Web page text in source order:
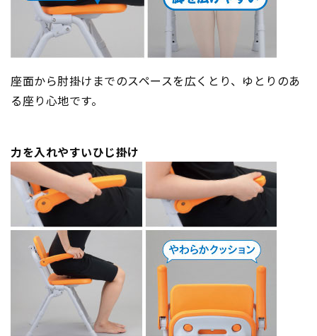
座面から肘掛けまでのスペースを広くとり、ゆとりのあ
る座り心地です。
力を入れやすいひじ掛け